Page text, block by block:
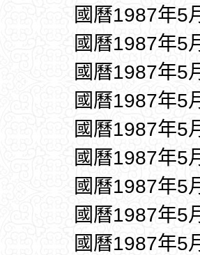
國曆1987年5
國曆1987年5
國曆1987年5
國曆1987年5
國曆1987年5
國曆1987年5
國曆1987年5
國曆1987年5
國曆1987年5